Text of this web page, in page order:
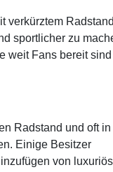
verkürztem
sportlicher zu
weit Fans bereit sind
Radstand und oft
Einige Besitzer
von